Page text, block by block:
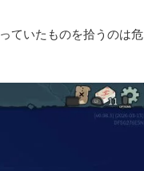
ていたものを拾うのは危